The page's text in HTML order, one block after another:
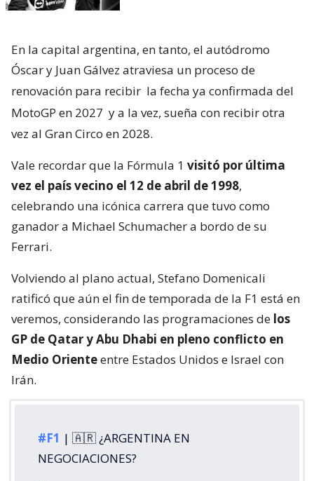
En la capital argentina, en tanto, el autódromo
Óscar y Juan Gálvez atraviesa un proceso de
renovación para recibir la fecha ya confirmada del
MotoGP en 2027 y a la vez, sueña con recibir otra
vez al Gran Circo en 2028.
Vale recordar que la Fórmula 1 visitó por última
vez el país vecino el 12 de abril de 1998,
celebrando una icónica carrera que tuvo como
ganador a Michael Schumacher a bordo de su
Ferrari.
Volviendo al plano actual, Stefano Domenicali
ratificó que aún el fin de temporada de la F1 está en
veremos, considerando las programaciones de los
GP de Qatar y Abu Dhabi en pleno conflicto en
Medio Orienteentre Estados Unidos e Israel con
Irán.
#F1 | 🇦🇷 ¿ARGENTINA EN
NEGOCIACIONES?